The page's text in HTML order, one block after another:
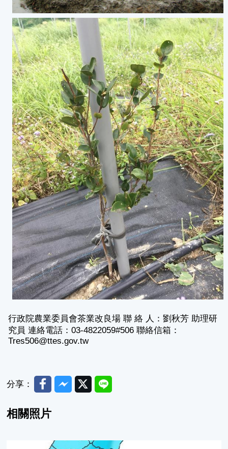
行政院農業委員會茶業改良場 聯 絡 人：劉秋芳 助理研
究員 連絡電話：03-4822059#506 聯絡信箱：
Tres506@ttes.gov.tw
分享： FacebookMessenger
TwitterLine
相關照片